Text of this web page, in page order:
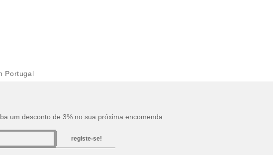
Portugal
um desconto de 3% no sua próxima encomenda
registe-se!